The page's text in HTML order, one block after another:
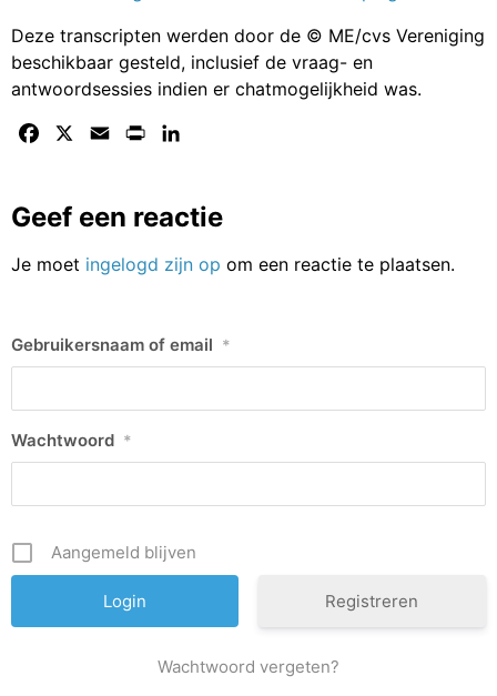
Deze transcripten werden door de © ME/cvs Vereniging
beschikbaar gesteld, inclusief de vraag- en
antwoordsessies indien er chatmogelijkheid was.
Facebook Email Print
Geef een reactie
Je moet ingelogd zijn op om een reactie te plaatsen.
Gebruikersnaam of email *
Wachtwoord *
Aangemeld blijven
Registreren
Wachtwoord vergeten?